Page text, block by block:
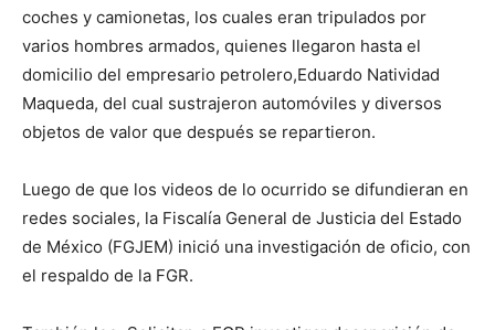
coches y camionetas, los cuales eran tripulados por
varios hombres armados, quienes llegaron hasta el
domicilio del empresario petrolero,Eduardo Natividad
Maqueda, del cual sustrajeron automóviles y diversos
objetos de valor que después se repartieron.
Luego de que los videos de lo ocurrido se difundieran en
redes sociales, la Fiscalía General de Justicia del Estado
de México (FGJEM) inició una investigación de oficio, con
el respaldo de la FGR.